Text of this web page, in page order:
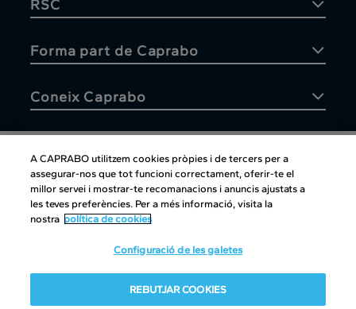
RSC
Forma part de Caprabo
Coneix Caprabo
Atenció al client
Copyright| Política de cookies
A CAPRABO utilitzem cookies pròpies i de tercers per a
assegurar-nos que tot funcioni correctament, oferir-te el
millor servei i mostrar-te recomanacions i anuncis ajustats a
les teves preferències. Per a més informació, visita la
nostra política de cookies
Configuració de les galetes
REBUTJAR COOKIES